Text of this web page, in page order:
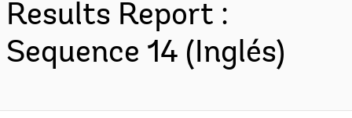
Results Report :
Sequence 14 (Inglés)